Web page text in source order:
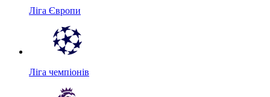
Ліга Європи
Ліга чемпіонів